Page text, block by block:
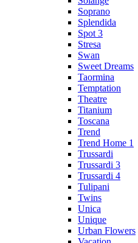
Soprano
Splendida
Spot 3
Stresa
Swan
Sweet Dreams
Taormina
Temptation
Theatre
Titanium
Toscana
Trend
Trend Home 1
Trussardi
Trussardi 3
Trussardi 4
Tulipani
Twins
Unica
Unique
Urban Flowers